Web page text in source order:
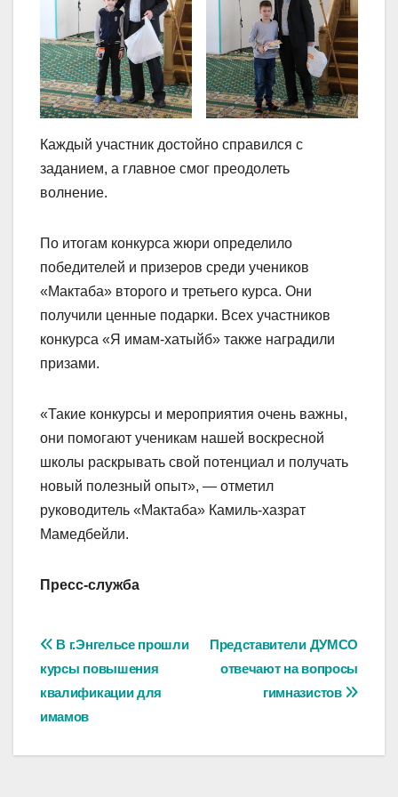
Каждый участник достойно справился с
заданием, а главное смог преодолеть
волнение.
По итогам конкурса жюри определило
победителей и призеров среди учеников
«Мактаба» второго и третьего курса. Они
получили ценные подарки. Всех участников
конкурса «Я имам-хатыйб» также наградили
призами.
«Такие конкурсы и мероприятия очень важны,
они помогают ученикам нашей воскресной
школы раскрывать свой потенциал и получать
новый полезный опыт», — отметил
руководитель «Мактаба» Камиль-хазрат
Мамедбейли.
Пресс-служба
Навигация
по
записям
Представители ДУМСО
отвечают на вопросы
гимназистов
В г.Энгельсе прошли
курсы повышения
квалификации для
имамов